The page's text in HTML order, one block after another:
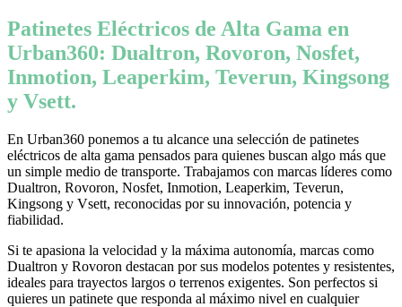
Patinetes Eléctricos de Alta Gama en
Urban360: Dualtron, Rovoron, Nosfet,
Inmotion, Leaperkim, Teverun, Kingsong
y Vsett.
En Urban360 ponemos a tu alcance una selección de patinetes
eléctricos de alta gama pensados para quienes buscan algo más que
un simple medio de transporte. Trabajamos con marcas líderes como
Dualtron, Rovoron, Nosfet, Inmotion, Leaperkim, Teverun,
Kingsong y Vsett, reconocidas por su innovación, potencia y
fiabilidad.
Si te apasiona la velocidad y la máxima autonomía, marcas como
Dualtron y Rovoron destacan por sus modelos potentes y resistentes,
ideales para trayectos largos o terrenos exigentes. Son perfectos si
quieres un patinete que responda al máximo nivel en cualquier